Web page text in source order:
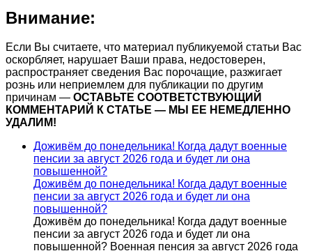
Внимание:
Если Вы считаете, что материал публикуемой статьи Вас
оскорбляет, нарушает Ваши права, недостоверен,
распространяет сведения Вас порочащие, разжигает
рознь или неприемлем для публикации по другим
причинам — ОСТАВЬТЕ СООТВЕТСТВУЮЩИЙ
КОММЕНТАРИЙ К СТАТЬЕ — МЫ ЕЕ НЕМЕДЛЕННО
УДАЛИМ!
Доживём до понедельника! Когда дадут военные
пенсии за август 2026 года и будет ли она
повышенной?
Доживём до понедельника! Когда дадут военные
пенсии за август 2026 года и будет ли она
повышенной?
Доживём до понедельника! Когда дадут военные
пенсии за август 2026 года и будет ли она
повышенной? Военная пенсия за август 2026 года